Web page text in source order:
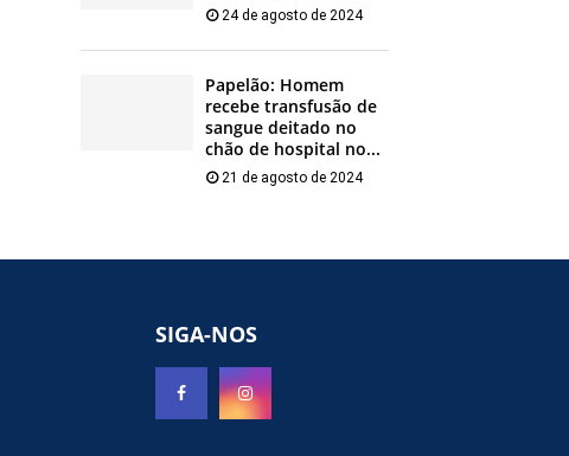
24 de agosto de 2024
Papelão: Homem
recebe transfusão de
sangue deitado no
chão de hospital no...
21 de agosto de 2024
SIGA-NOS